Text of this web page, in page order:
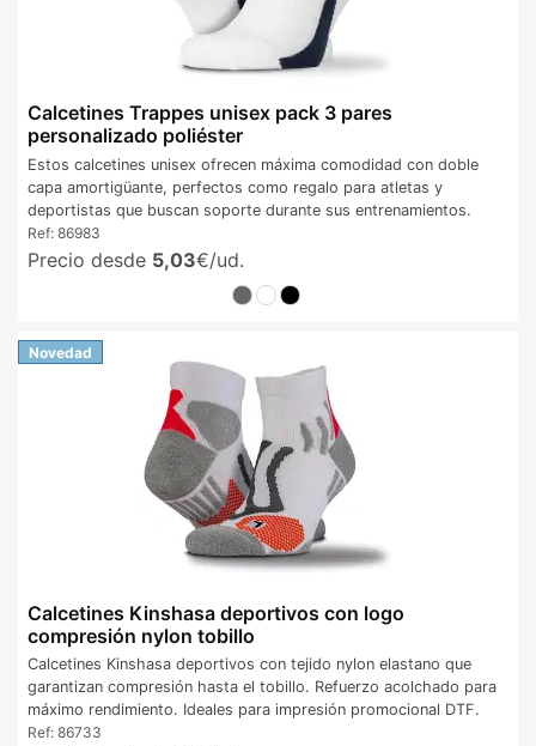
Calcetines Trappes unisex pack 3 pares
personalizado poliéster
Estos calcetines unisex ofrecen máxima comodidad con doble
capa amortigüante, perfectos como regalo para atletas y
deportistas que buscan soporte durante sus entrenamientos.
Ref: 86983
Precio desde 5,03€/ud.
Novedad
Calcetines Kinshasa deportivos con logo
compresión nylon tobillo
Calcetines Kinshasa deportivos con tejido nylon elastano que
garantizan compresión hasta el tobillo. Refuerzo acolchado para
máximo rendimiento. Ideales para impresión promocional DTF.
Ref: 86733